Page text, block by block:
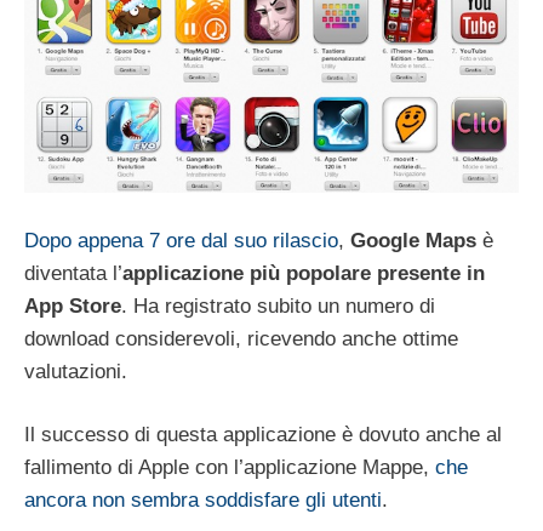
Dopo appena 7 ore dal suo rilascio, Google Maps è
diventata l’applicazione più popolare presente in
App Store. Ha registrato subito un numero di
download considerevoli, ricevendo anche ottime
valutazioni.
Il successo di questa applicazione è dovuto anche al
fallimento di Apple con l’applicazione Mappe, che
ancora non sembra soddisfare gli utenti.